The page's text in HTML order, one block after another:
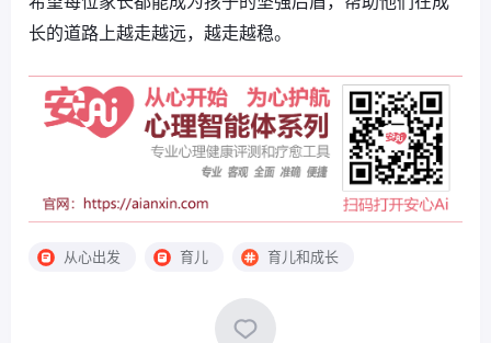
长的道路上越走越远，越走越稳。
从心出发 育儿 育儿和成长